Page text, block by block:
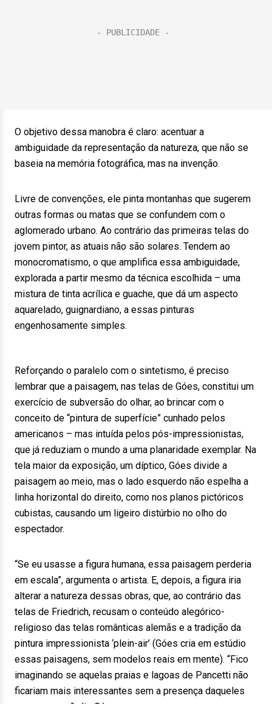
O objetivo dessa manobra é claro: acentuar a
ambiguidade da representação da natureza, que não se
baseia na memória fotográfica, mas na invenção.
Livre de convenções, ele pinta montanhas que sugerem
outras formas ou matas que se confundem com o
aglomerado urbano. Ao contrário das primeiras telas do
jovem pintor, as atuais não são solares. Tendem ao
monocromatismo, o que amplifica essa ambiguidade,
explorada a partir mesmo da técnica escolhida – uma
mistura de tinta acrílica e guache, que dá um aspecto
aquarelado, guignardiano, a essas pinturas
engenhosamente simples.
Reforçando o paralelo com o sintetismo, é preciso
lembrar que a paisagem, nas telas de Góes, constitui um
exercício de subversão do olhar, ao brincar com o
conceito de “pintura de superfície” cunhado pelos
americanos – mas intuída pelos pós-impressionistas,
que já reduziam o mundo a uma planaridade exemplar. Na
tela maior da exposição, um díptico, Góes divide a
paisagem ao meio, mas o lado esquerdo não espelha a
linha horizontal do direito, como nos planos pictóricos
cubistas, causando um ligeiro distúrbio no olho do
espectador.
“Se eu usasse a figura humana, essa paisagem perderia
em escala”, argumenta o artista. E, depois, a figura iria
alterar a natureza dessas obras, que, ao contrário das
telas de Friedrich, recusam o conteúdo alegórico-
religioso das telas românticas alemãs e a tradição da
pintura impressionista ‘plein-air’ (Góes cria em estúdio
essas paisagens, sem modelos reais em mente). “Fico
imaginando se aquelas praias e lagoas de Pancetti não
ficariam mais interessantes sem a presença daqueles